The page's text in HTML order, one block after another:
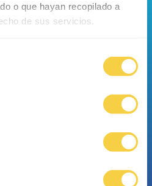
o que hayan recopilado a
de sus servicios.
Elfenwels